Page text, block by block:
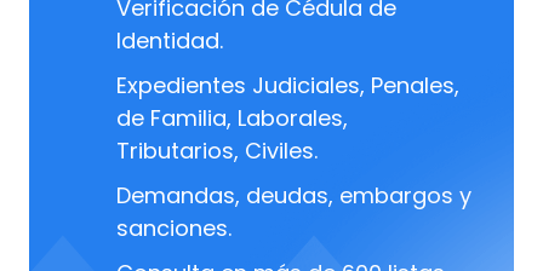
Verificación de Cédula de
Identidad.
Expedientes Judiciales, Penales,
de Familia, Laborales,
Tributarios, Civiles.
Demandas, deudas, embargos y
sanciones.